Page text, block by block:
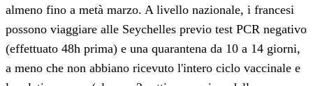
almeno fino a metà marzo. A livello nazionale, i francesi
possono viaggiare alle Seychelles previo test PCR negativo
(effettuato 48h prima) e una quarantena da 10 a 14 giorni,
a meno che non abbiano ricevuto l'intero ciclo vaccinale e